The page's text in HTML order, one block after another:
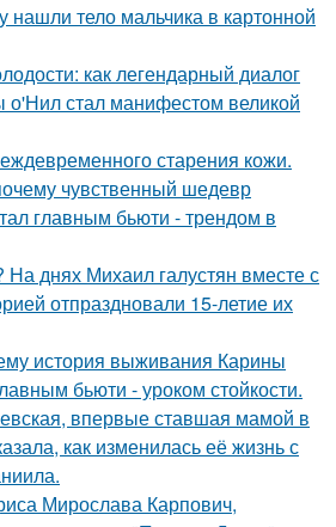
нашли тело мальчика в картонной
как легендарный диалог
стал манифестом великой
старения кожи.
чувственный шедевр
главным бьюти - трендом в
На днях Михаил галустян вместе с
отпраздновали 15-летие их
история выживания Карины
бьюти - уроком стойкости.
впервые ставшая мамой в
как изменилась её жизнь с
Мирослава Карпович,